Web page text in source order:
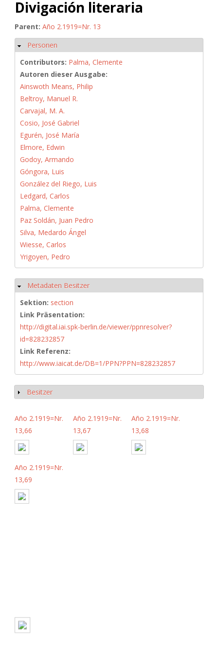
Divigación literaria
Parent: Año 2.1919=Nr. 13
Hide
Personen
Contributors: Palma, Clemente
Autoren dieser Ausgabe:
Ainswoth Means, Philip
Beltroy, Manuel R.
Carvajal, M. A.
Cosio, José Gabriel
Egurén, José María
Elmore, Edwin
Godoy, Armando
Góngora, Luis
González del Riego, Luis
Ledgard, Carlos
Palma, Clemente
Paz Soldán, Juan Pedro
Silva, Medardo Ángel
Wiesse, Carlos
Yrigoyen, Pedro
Hide
Metadaten Besitzer
Sektion: section
Link Präsentation:
http://digital.iai.spk-berlin.de/viewer/ppnresolver?
id=828232857
Link Referenz:
http://www.iaicat.de/DB=1/PPN?PPN=828232857
Show
Besitzer
Año 2.1919=Nr.
13,66
Año 2.1919=Nr.
13,67
Año 2.1919=Nr.
13,68
Año 2.1919=Nr.
13,69